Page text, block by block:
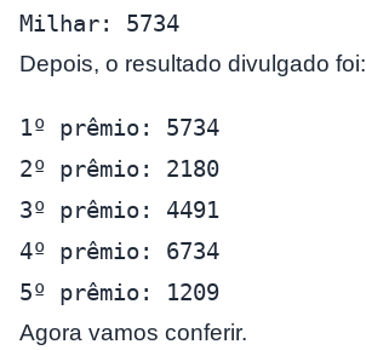
Milhar: 5734
Depois, o resultado divulgado foi:
1º prêmio: 5734
2º prêmio: 2180
3º prêmio: 4491
4º prêmio: 6734
5º prêmio: 1209
Agora vamos conferir.